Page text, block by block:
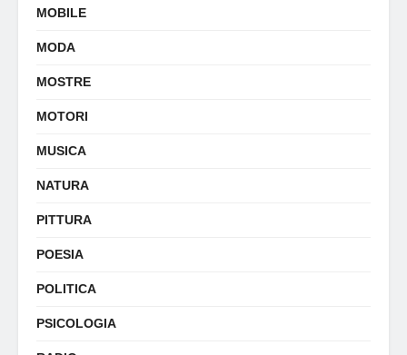
MOBILE
MODA
MOSTRE
MOTORI
MUSICA
NATURA
PITTURA
POESIA
POLITICA
PSICOLOGIA